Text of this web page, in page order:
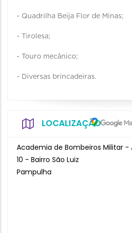
- Quadrilha Beija Flor de Minas;
- Tirolesa;
- Touro mecânico;
- Diversas brincadeiras.
LOCALIZAÇÃO
Academia de Bombeiros Militar -
10 - Bairro São Luiz
Pampulha